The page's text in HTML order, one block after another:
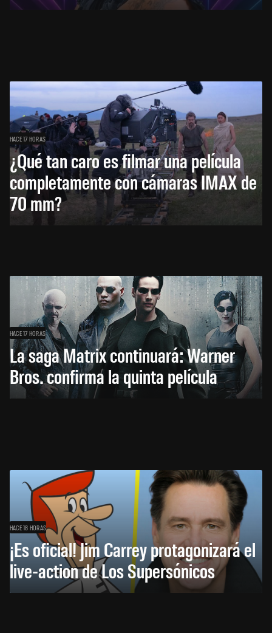
HACE 17 HORAS
¿Qué tan caro es filmar una película
completamente con cámaras IMAX de
70 mm?
HACE 17 HORAS
La saga Matrix continuará: Warner
Bros. confirma la quinta película
HACE 18 HORAS
¡Es oficial! Jim Carrey protagonizará el
live-action de Los Supersónicos